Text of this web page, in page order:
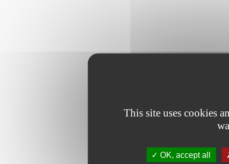
This site uses cookies
OK, accept all